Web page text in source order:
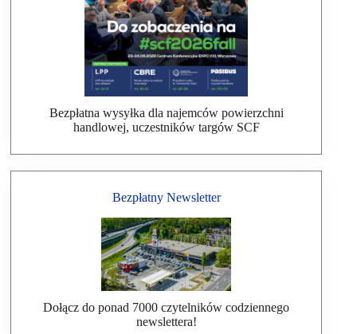
Bezpłatna wysyłka dla najemców powierzchni
handlowej, uczestników targów SCF
Bezpłatny Newsletter
Dołącz do ponad 7000 czytelników codziennego
newslettera!